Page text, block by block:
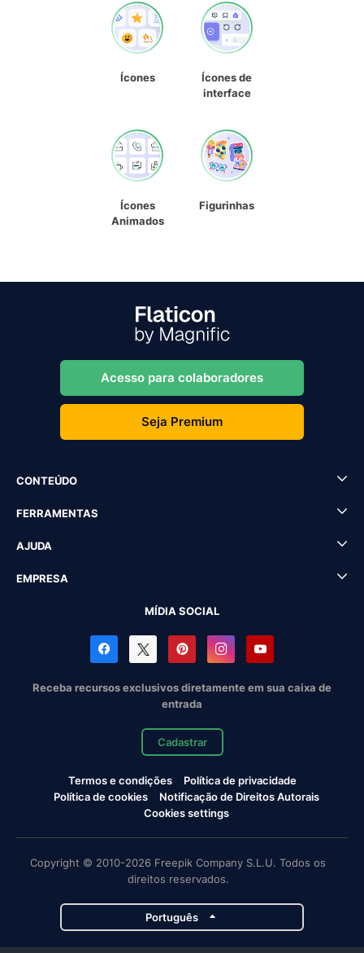
Ícones
Ícones de
interface
Ícones
Animados
Figurinhas
Acesso para colaboradores
Seja Premium
CONTEÚDO
FERRAMENTAS
AJUDA
EMPRESA
MÍDIA SOCIAL
Receba recursos exclusivos diretamente em sua caixa de
entrada
Cadastrar
Termos e condições
Política de privacidade
Política de cookies
Notificação de Direitos Autorais
Cookies settings
Copyright © 2010-2026 Freepik Company S.L.U. Todos os
direitos reservados.
Português